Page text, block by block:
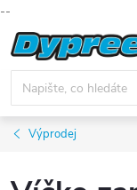
--
Přejít
na
obsah
Výprodej